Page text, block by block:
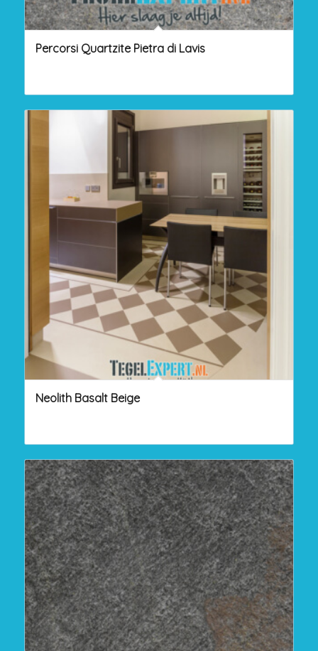
Percorsi Quartzite Pietra di Lavis
Neolith Basalt Beige